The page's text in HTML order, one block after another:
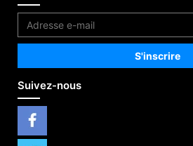
Suivez-nous